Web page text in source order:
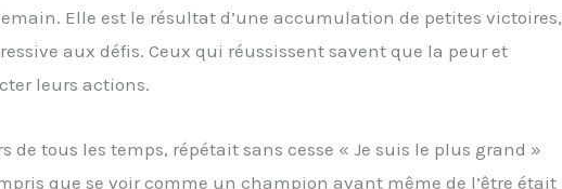
Elle est le résultat d’une accumulation de petites victoires,
aux défis. Ceux qui réussissent savent que la peur et
leurs actions.
de tous les temps, répétait sans cesse « Je suis le plus grand »
que se voir comme un champion avant même de l’être était